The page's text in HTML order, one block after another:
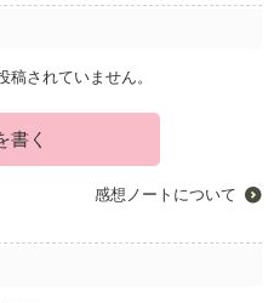
稿されていません。
書く
感想ノートについて